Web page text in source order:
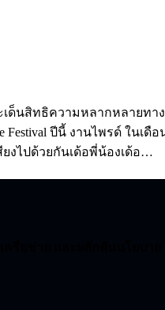
นสิทธิความหลากหลายทา
ปีนี้ งานไพรด์ ในเดื
งไปด้วยกันเด้อพี่น้องเด้อ…